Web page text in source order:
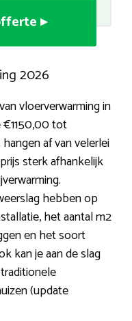
▸
2026
vloerverwarming in
tot
af van velerlei
sterk afhankelijk
hebben op
het aantal m2
en het soort
kan je aan de slag
(update